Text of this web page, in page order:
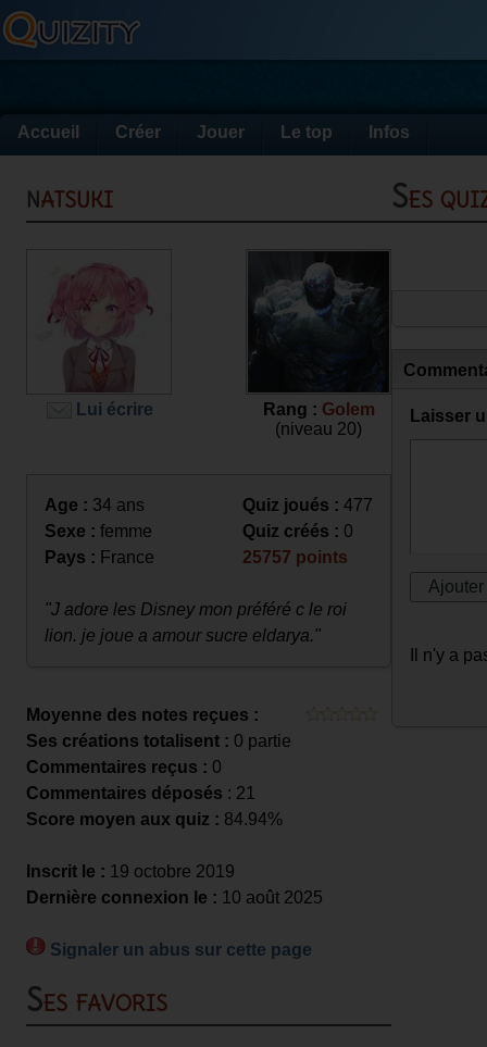
Accueil Créer Jouer Le top Infos
natsuki
Lui écrire Rang : Golem
(niveau 20)
Age : 34 ans
Sexe : femme
Pays : France
Quiz joués : 477
Quiz créés : 0
25757 points
"J adore les Disney mon préféré c le roi
lion. je joue a amour sucre eldarya."
Moyenne des notes reçues :
Ses créations totalisent : 0 partie
Commentaires reçus : 0
Commentaires déposés : 21
Score moyen aux quiz : 84.94%
Inscrit le : 19 octobre 2019
Dernière connexion le : 10 août 2025
Signaler un abus sur cette page
Ses favoris
Ses
Laisser
Il n'y a